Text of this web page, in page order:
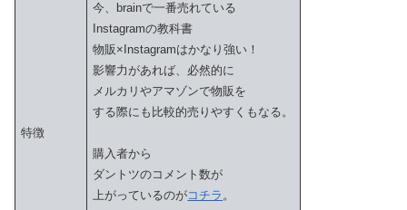
特徴
今、brainで一番売れている
Instagramの教科書
物販×Instagramはかなり強い！
影響力があれば、必然的に
メルカリやアマゾンで物販を
する際にも比較的売りやすくもなる。
購入者から
ダントツのコメント数が
上がっているのがコチラ 。